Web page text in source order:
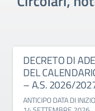
DECRETO DI
DEL
– A.S. 2026/
ANTICIPO DATA DI